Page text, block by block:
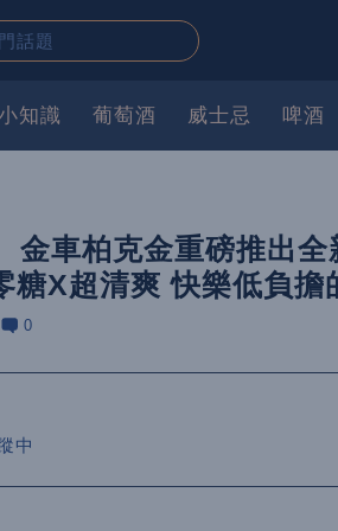
知識 葡萄酒 威士忌 啤酒
金車柏克金重磅推出
糖X超清爽 快樂低負擔
0
中